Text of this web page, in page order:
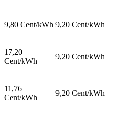
9,80 Cent/kWh 9,20 Cent/kWh
17,20
Cent/kWh
9,20 Cent/kWh
11,76
Cent/kWh
9,20 Cent/kWh